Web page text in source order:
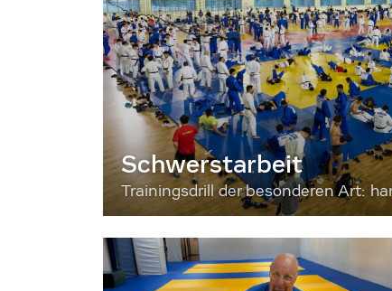
Schwerstarbeit
Trainingsdrill der besonderen Art: